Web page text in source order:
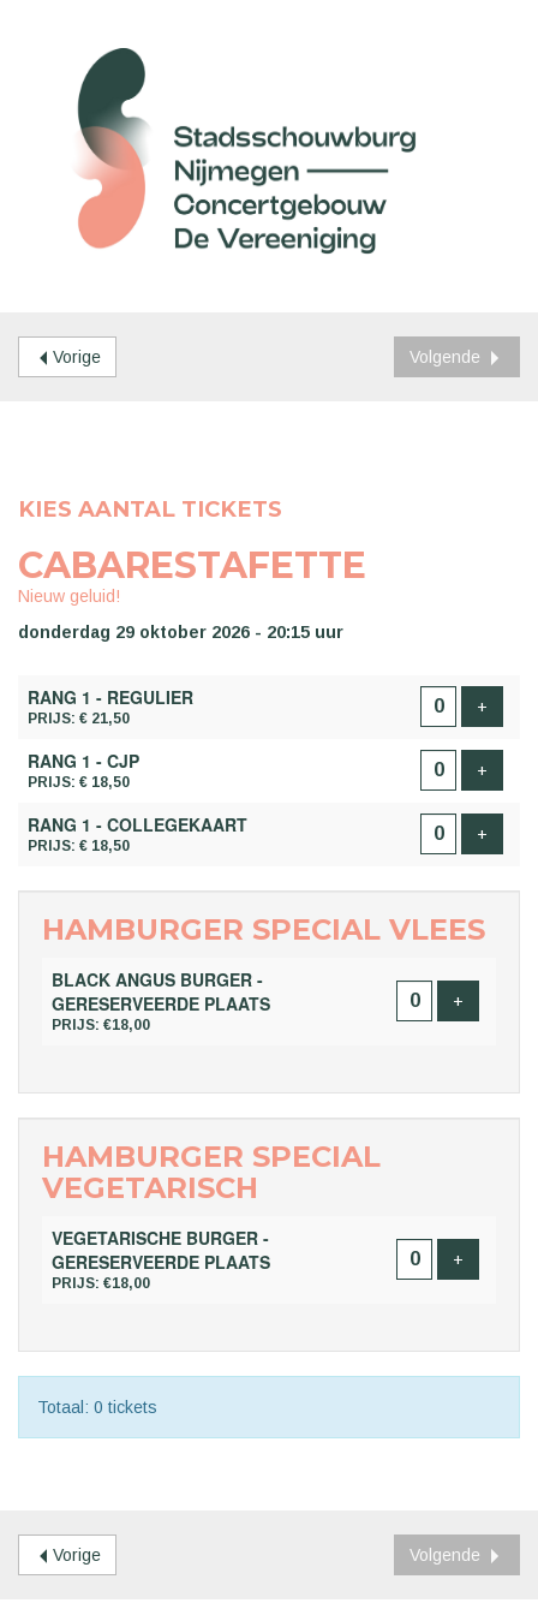
Vorige Volgende
KIES AANTAL TICKETS
CABARESTAFETTE
Nieuw geluid!
donderdag 29 oktober 2026 - 20:15 uur
RANG 1 - REGULIER
PRIJS: € 21,50
+
RANG 1 - CJP
PRIJS: € 18,50
+
RANG 1 - COLLEGEKAART
PRIJS: € 18,50
+
HAMBURGER SPECIAL VLEES
BLACK ANGUS BURGER -
GERESERVEERDE PLAATS
PRIJS: €18,00
+
HAMBURGER SPECIAL
VEGETARISCH
VEGETARISCHE BURGER -
GERESERVEERDE PLAATS
PRIJS: €18,00
+
Totaal: 0 tickets
Vorige Volgende